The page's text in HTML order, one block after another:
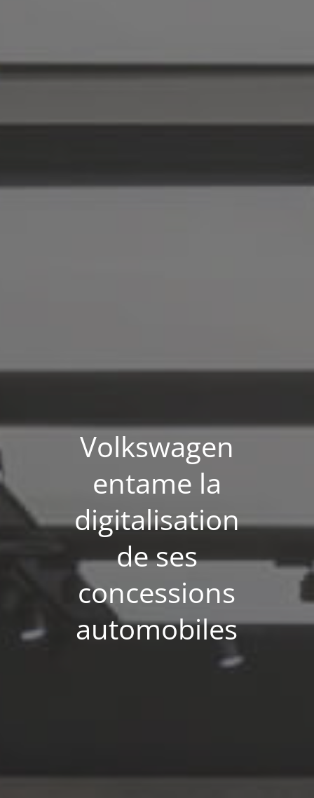
Volkswagen
entame la
digitalisation
de ses
concessions
automobiles